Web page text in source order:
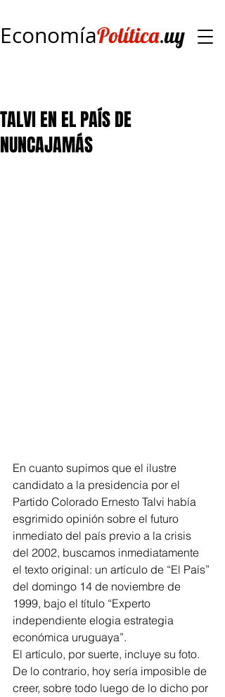
EconomíaPolítica.uy
TALVI EN EL PAÍS DE
NUNCAJAMÁS
En cuanto supimos que el ilustre
candidato a la presidencia por el
Partido Colorado Ernesto Talvi había
esgrimido opinión sobre el futuro
inmediato del país previo a la crisis
del 2002, buscamos inmediatamente
el texto original: un artículo de “El País”
del domingo 14 de noviembre de
1999, bajo el título “Experto
independiente elogia estrategia
económica uruguaya”.
El artículo, por suerte, incluye su foto.
De lo contrario, hoy sería imposible de
creer, sobre todo luego de lo dicho por